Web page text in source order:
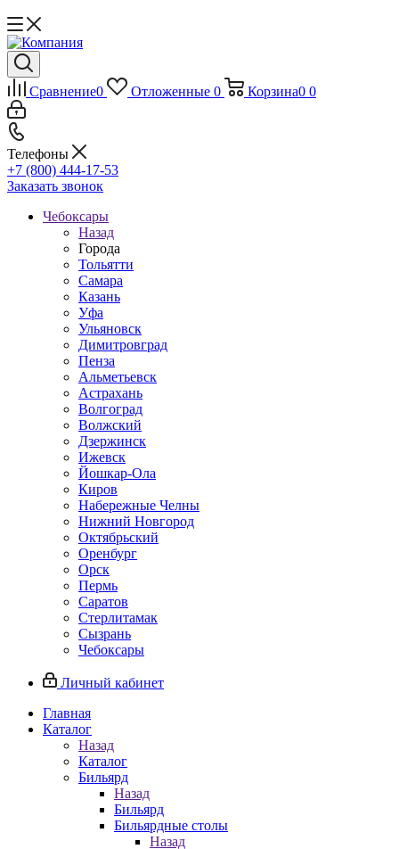
Сравнение0 Отложенные 0 Корзина0 0
Телефоны
+7 (800) 444-17-53
Заказать звонок
Чебоксары
Назад
Города
Тольятти
Самара
Казань
Уфа
Ульяновск
Димитровград
Пенза
Альметьевск
Астрахань
Волгоград
Волжский
Дзержинск
Ижевск
Йошкар-Ола
Киров
Набережные Челны
Нижний Новгород
Октябрьский
Оренбург
Орск
Пермь
Саратов
Стерлитамак
Сызрань
Чебоксары
Личный кабинет
Главная
Каталог
Назад
Каталог
Бильярд
Назад
Бильярд
Бильярдные столы
Назад